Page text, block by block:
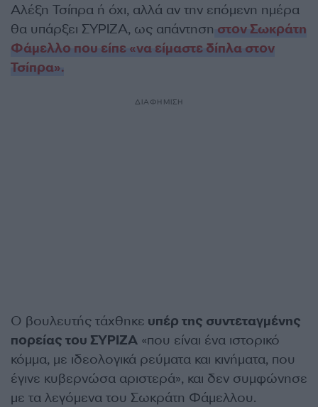
Αλέξη Τσίπρα ή όχι, αλλά αν την επόμενη ημέρα
θα υπάρξει ΣΥΡΙΖΑ, ως απάντηση στον Σωκράτη
Φάμελλο που είπε «να είμαστε δίπλα στον
Τσίπρα».
ΔΙΑΦΗΜΙΣΗ
Ο βουλευτής τάχθηκε υπέρ της συντεταγμένης
πορείας του ΣΥΡΙΖΑ «που είναι ένα ιστορικό
κόμμα, με ιδεολογικά ρεύματα και κινήματα, που
έγινε κυβερνώσα αριστερά», και δεν συμφώνησε
με τα λεγόμενα του Σωκράτη Φάμελλου.